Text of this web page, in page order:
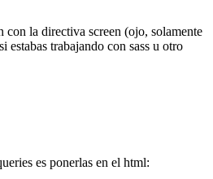
con la directiva screen (ojo, solamente
estabas trabajando con sass u otro
es ponerlas en el html: